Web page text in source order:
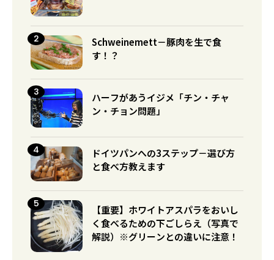
Schweinemett－豚肉を生で食
す！？
ハーフがあうイジメ「チン・チャ
ン・チョン問題」
ドイツパンへの3ステップ－選び方
と食べ方教えます
【重要】ホワイトアスパラをおいし
く食べるための下ごしらえ（写真で
解説）※グリーンとの違いに注意！